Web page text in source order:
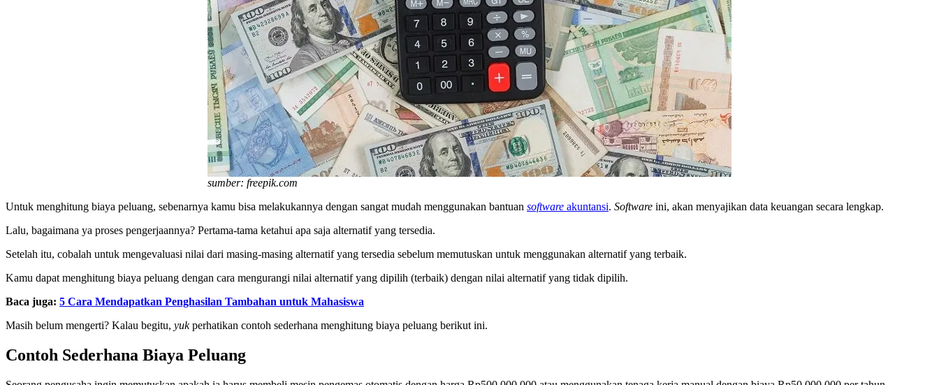
sumber: freepik.com
Untuk menghitung biaya peluang, sebenarnya kamu bisa melakukannya dengan sangat mudah menggunakan bantuan software akuntansi. Software ini, akan menyajikan data keuangan secara lengkap.
Lalu, bagaimana ya proses pengerjaannya? Pertama-tama ketahui apa saja alternatif yang tersedia.
Setelah itu, cobalah untuk mengevaluasi nilai dari masing-masing alternatif yang tersedia sebelum memutuskan untuk menggunakan alternatif yang terbaik.
Kamu dapat menghitung biaya peluang dengan cara mengurangi nilai alternatif yang dipilih (terbaik) dengan nilai alternatif yang tidak dipilih.
Baca juga: 5 Cara Mendapatkan Penghasilan Tambahan untuk Mahasiswa
Masih belum mengerti? Kalau begitu, yukperhatikan contoh sederhana menghitung biaya peluang berikut ini.
Contoh Sederhana Biaya Peluang